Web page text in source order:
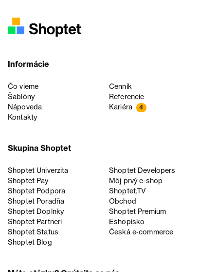
Informácie
Čo vieme
Cenník
Šablóny
Referencie
Nápoveda
Kariéra 4
Kontakty
Skupina Shoptet
Shoptet Univerzita
Shoptet Developers
Shoptet Pay
Môj prvý e-shop
Shoptet Podpora
Shoptet.TV
Shoptet Poradňa
Obchod
Shoptet Doplnky
Shoptet Premium
Shoptet Partneri
Eshopisko
Shoptet Status
Česká e‑commerce
Shoptet Blog